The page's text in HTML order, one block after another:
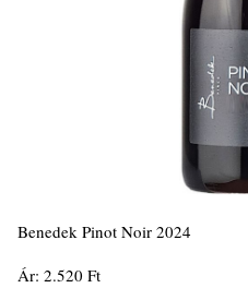
Benedek Pinot Noir 2024
Ár: 2.520 Ft